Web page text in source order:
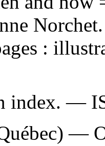
:
index. —
—